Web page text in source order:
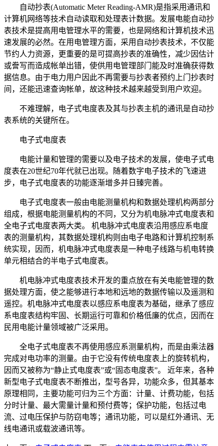
自动抄表(Automatic Meter Reading-AMR)是指采用通讯和
计算机网络等技术自动读取和处理表计数据。发展电能自动抄
表技术是提高用电管理水平的需要，也是网络和计算机技术迅
速发展的必然。在用电管理方面，采用自动抄表技术，不仅能
节约人力资源，更重要的是可提高抄表的准确性，减少因估计
或誊写而造成帐单出错，使供用电管理部门能及时准确获得数
据信息。由于电力用户因此不再需要与抄表者预约上门抄表时
间，还能迅速查询帐单，故这种技术越来越受到用户欢迎。
不难理解，电子式电度表及其与抄表主机的通讯是自动抄
表系统的关键所在。
电子式电度表
电能计量和管理的需要以及电子技术的发展，使电子式电
度表在20世纪70年代就已出现。随着数字电子技术的飞速进
步，电子式电度表的功能逐渐增多并日臻完善。
电子式电度表一般由电能测量机构和数据处理机构两部分
组成，根据电能测量机构的不同，又分为机电脉冲式电度表和
全电子式电度表两大类。 机电脉冲式电度表沿用感应系电度
表的测量机构，其数据处理机构则由电子电路和计算机控制系
统实现，因而，机电脉冲式电度表是一种电子线路与机电转换
单元相结合的半电子式电度表。
机电脉冲式电度表技术开发的重点放在有关电能管理的数
据处理方面，使之能够进行本地和远地的数据传输以及遥测和
遥控。机电脉冲式电度表以感应系电度表为基础，继承了感应
系电度表结构牢固、长期运行可靠和价格低廉的优点，因而在
民用电能计量领域被广泛采用。
全电子式电度表不再使用感应系测量机构，而是由乘法器
完成对电功率的测量。由于它没有传统电度表上的旋转机构，
因而又被称为“静止式电度表”或“固态电度表”。 近年来，各种
新型电子式电度表不断推出，型号各异，功能众多，但其基本
原理相同，主要功能可归为三个方面：计量、计费功能，包括
分时计量、最大需量计量和预付费等；保护功能，包括过电
流、过电压保护与防窃电等；通讯功能，可以是红外通讯、无
线电通讯或载波通讯等。